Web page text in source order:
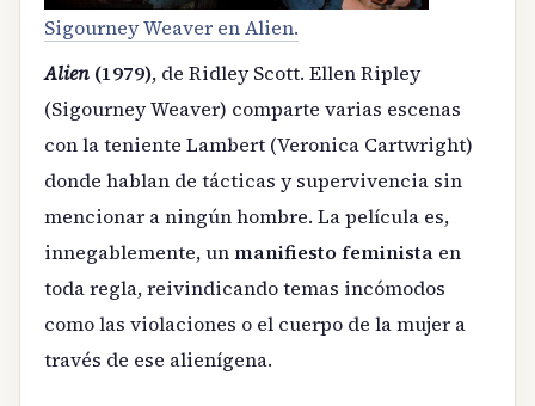
Sigourney Weaver en Alien.
Alien (1979), de Ridley Scott. Ellen Ripley
(Sigourney Weaver) comparte varias escenas
con la teniente Lambert (Veronica Cartwright)
donde hablan de tácticas y supervivencia sin
mencionar a ningún hombre. La película es,
innegablemente, unmanifiesto feminista en
toda regla, reivindicando temas incómodos
como las violaciones o el cuerpo de la mujer a
través de ese alienígena.